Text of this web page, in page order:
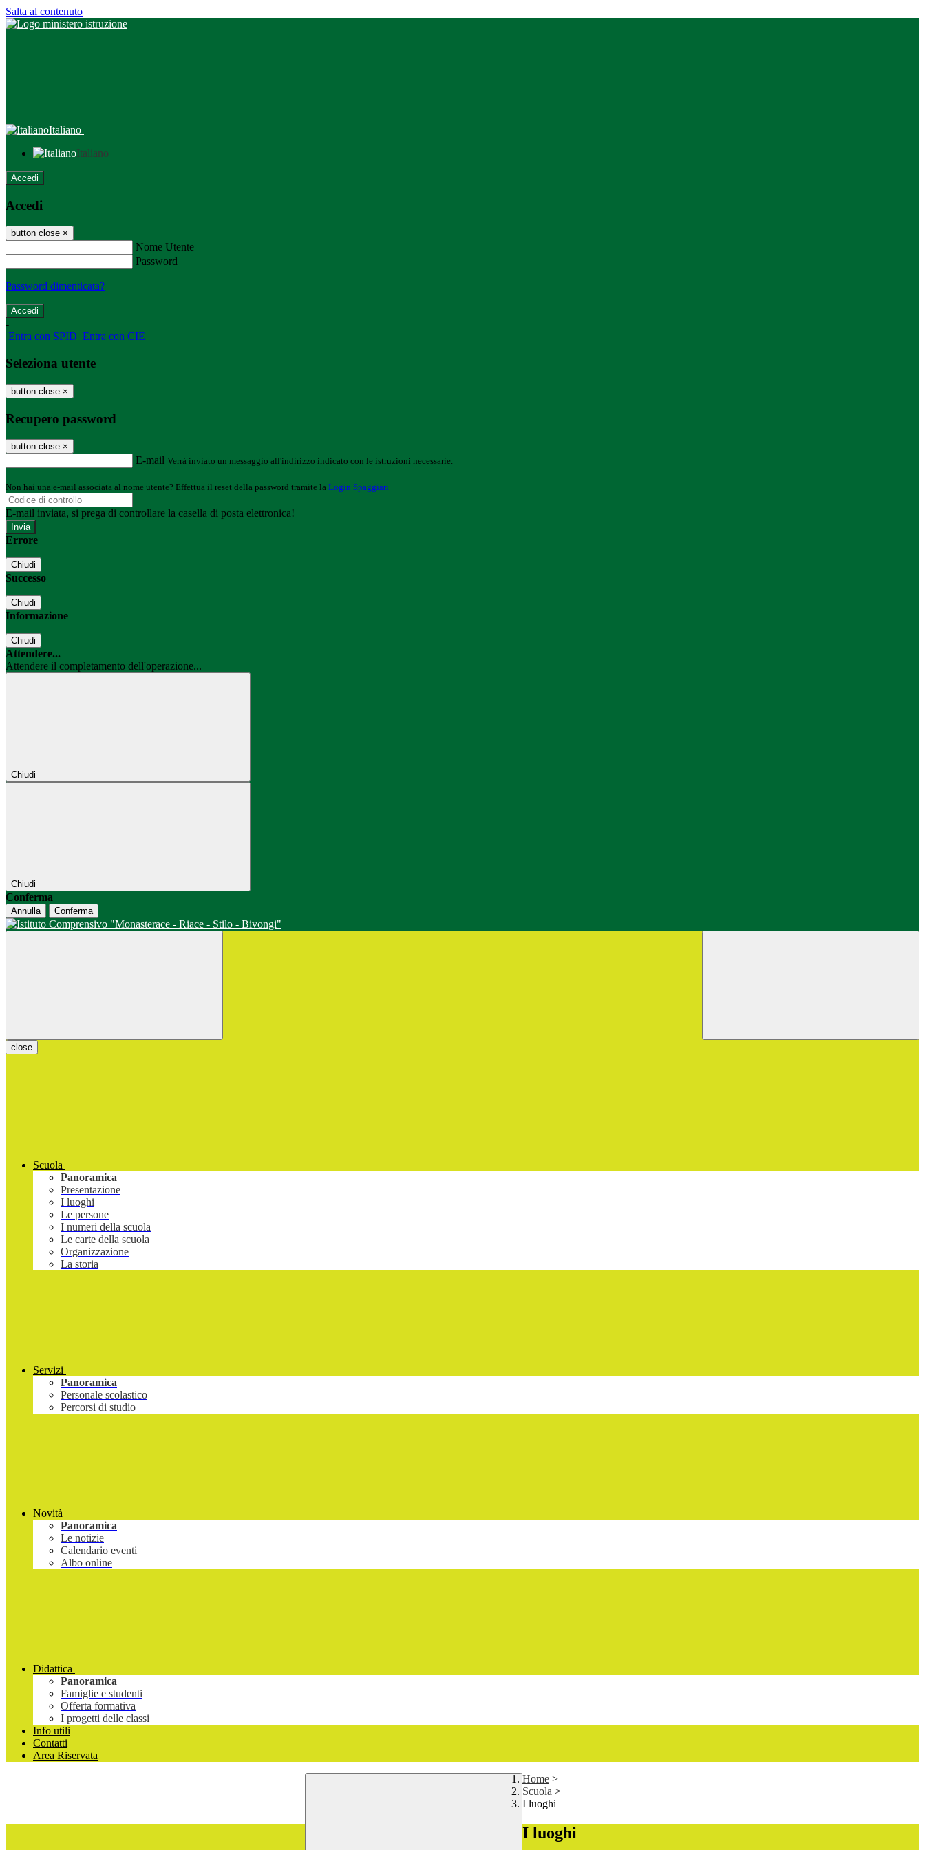
Salta al contenuto
Italiano
Italiano
Accedi
Accedi
button close ×
Nome Utente
Password
Password dimenticata?
-
Entra con SPID Entra con CIE
Seleziona utente
button close ×
Recupero password
button close ×
E-mail Verrà inviato un messaggio all'indirizzo indicato con le istruzioni necessarie.
Non hai una e-mail associata al nome utente? Effettua il reset della password tramite la Login Spaggiari
E-mail inviata, si prega di controllare la casella di posta elettronica!
Errore
Chiudi
Successo
Chiudi
Informazione
Chiudi
Attendere...
Attendere il completamento dell'operazione...
Chiudi
Chiudi
Conferma
Annulla Conferma
close
Scuola
Panoramica
Presentazione
I luoghi
Le persone
I numeri della scuola
Le carte della scuola
Organizzazione
La storia
Servizi
Panoramica
Personale scolastico
Percorsi di studio
Novità
Panoramica
Le notizie
Calendario eventi
Albo online
Didattica
Panoramica
Famiglie e studenti
Offerta formativa
I progetti delle classi
Info utili
Contatti
Area Riservata
Home >
Scuola >
I luoghi
I luoghi